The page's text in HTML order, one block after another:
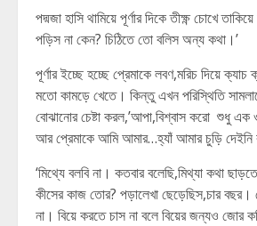
পদ্মজা হাসি থামিয়ে পূর্ণার দিকে তীক্ষ্ণ চোখে
পড়িস না কেন? চিঠিতে তো বলিস অন্য কথা।’
পূর্ণার ইচ্ছে হচ্ছে প্রেমাকে লবণ,মরিচ দিয়ে
মতো কামড়ে খেতে। কিন্তু এখন পরিস্থিতি
বোঝানোর চেষ্টা করল,’আপা,বিশ্বাস করো শুধু
আর প্রেমাকে আমি আমার…হ্যাঁ আমার চুড়ি দেইনি
‘মিথ্যে বলবি না। কতবার বলেছি,মিথ্যা কথা
কীসের কাজ তোর? পড়ালেখা ছেড়েছিস,চার বছর।
না। বিয়ে করতে চাস না বলে বিয়ের জন্যও জোর